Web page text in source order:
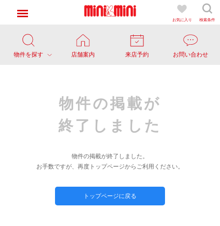
お気に入り 検索条件
物件を探す 店舗案内 来店予約 お問い合わせ
物件の掲載が
終了しました
物件の掲載が終了しました。
お手数ですが、再度トップページからご利用ください。
トップページに戻る